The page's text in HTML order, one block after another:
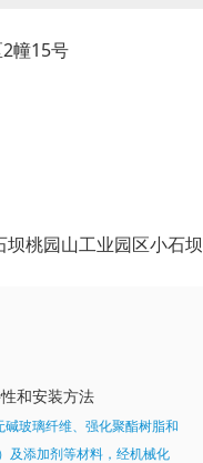
幢15号
桃园山工业园区小石坝
和安装方法
碱玻璃纤维、强化聚酯树脂和
及添加剂等材料，经机械化